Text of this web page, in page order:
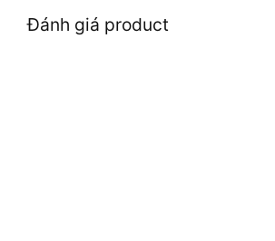
Đánh giá product